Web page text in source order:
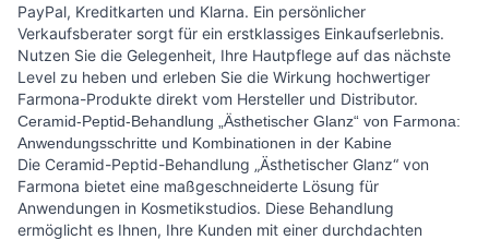
PayPal, Kreditkarten und Klarna. Ein persönlicher
Verkaufsberater sorgt für ein erstklassiges Einkaufserlebnis.
Nutzen Sie die Gelegenheit, Ihre Hautpflege auf das nächste
Level zu heben und erleben Sie die Wirkung hochwertiger
Farmona-Produkte direkt vom Hersteller und Distributor.
Ceramid-Peptid-Behandlung „Ästhetischer Glanz“ von Farmona:
Anwendungsschritte und Kombinationen in der Kabine
Die Ceramid-Peptid-Behandlung „Ästhetischer Glanz“ von
Farmona bietet eine maßgeschneiderte Lösung für
Anwendungen in Kosmetikstudios. Diese Behandlung
ermöglicht es Ihnen, Ihre Kunden mit einer durchdachten